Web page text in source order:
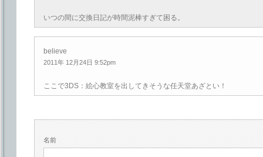
いつの間に交換日記が時間泥棒すぎて困る。
believe
2011年 12月24日 9:52pm
ここで3DS：絵心教室を出してきそうな任天堂あざとい！
名前